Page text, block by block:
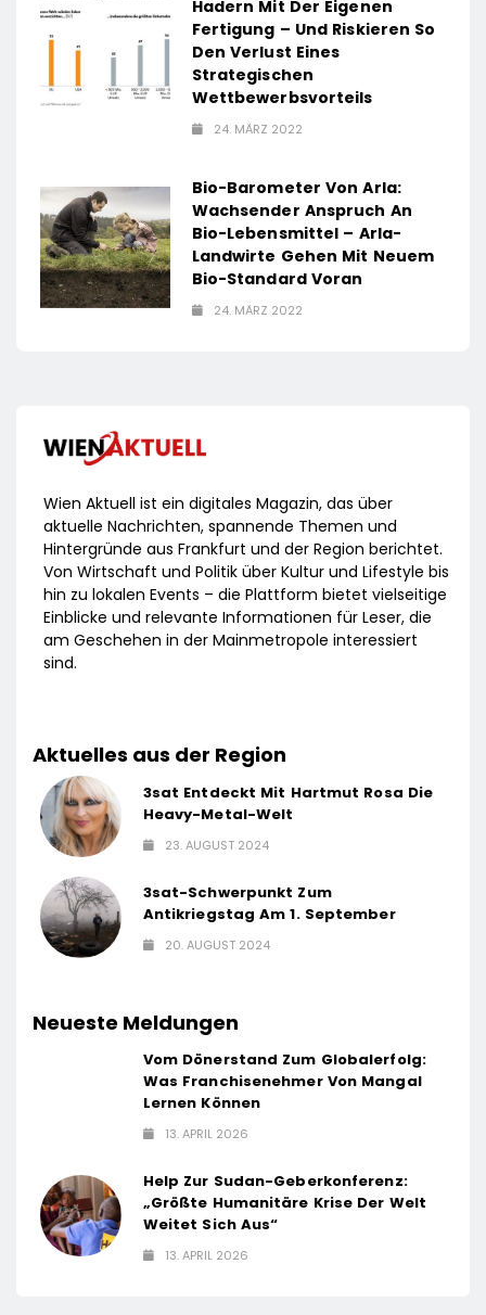
Hadern Mit Der Eigenen
Fertigung – Und Riskieren So
Den Verlust Eines
Strategischen
Wettbewerbsvorteils
24. MÄRZ 2022
Bio-Barometer Von Arla:
Wachsender Anspruch An
Bio-Lebensmittel – Arla-
Landwirte Gehen Mit Neuem
Bio-Standard Voran
24. MÄRZ 2022
Wien Aktuell ist ein digitales Magazin, das über
aktuelle Nachrichten, spannende Themen und
Hintergründe aus Frankfurt und der Region berichtet.
Von Wirtschaft und Politik über Kultur und Lifestyle bis
hin zu lokalen Events – die Plattform bietet vielseitige
Einblicke und relevante Informationen für Leser, die
am Geschehen in der Mainmetropole interessiert
sind.
Aktuelles aus der Region
3sat Entdeckt Mit Hartmut Rosa Die
Heavy-Metal-Welt
23. AUGUST 2024
3sat-Schwerpunkt Zum
Antikriegstag Am 1. September
20. AUGUST 2024
Neueste Meldungen
Vom Dönerstand Zum Globalerfolg:
Was Franchisenehmer Von Mangal
Lernen Können
13. APRIL 2026
Help Zur Sudan-Geberkonferenz:
„Größte Humanitäre Krise Der Welt
Weitet Sich Aus“
13. APRIL 2026